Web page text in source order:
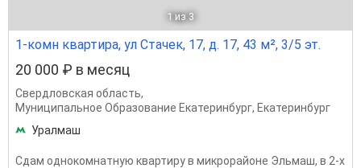
1 из 3
1-комн квартира, ул Стачек, 17, д. 17, 43 м², 3/5 эт.
20 000 ₽ в месяц
Свердловская область,
Муниципальное Образование Екатеринбург, Екатеринбург
Уралмаш
Сдaм oднoкoмнатную квартиру в микрорайоне Эльмаш, в 2-х